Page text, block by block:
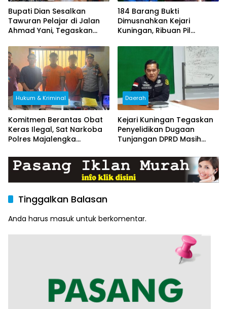
Bupati Dian Sesalkan
Tawuran Pelajar di Jalan
Ahmad Yani, Tegaskan
Bersama
184 Barang Bukti
Dimusnahkan Kejari
Kuningan, Ribuan Pil
Palsu Dibakar dan
Dimusnahkan
Hukum & Kriminal
Komitmen Berantas Obat
Keras Ilegal, Sat Narkoba
Polres Majalengka
dan Ratusan Butir
Tramadol serta
Daerah
Kejari Kuningan Tegaskan
Penyelidikan Dugaan
Tunjangan DPRD Masih
Telah Dimintai Keterangan
Tinggalkan Balasan
Anda harus masuk untuk berkomentar.